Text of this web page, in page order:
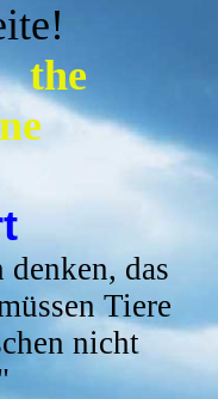
the
denken, das
Tiere
nicht